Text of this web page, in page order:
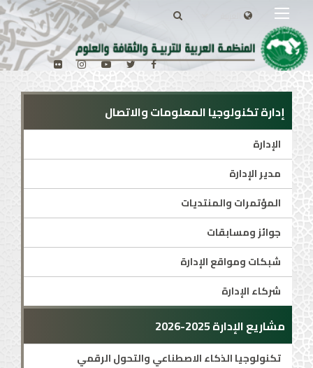
إدارة تكنولوجيا المعلومات والاتصال
الإدارة
مدير الإدارة
المؤتمرات والمنتديات
جوائز ومسابقات
شبكات ومواقع الإدارة
شركاء الإدارة
مشاريع الإدارة 2025-2026
تكنولوجيا الذكاء الاصطناعي والتحول الرقمي